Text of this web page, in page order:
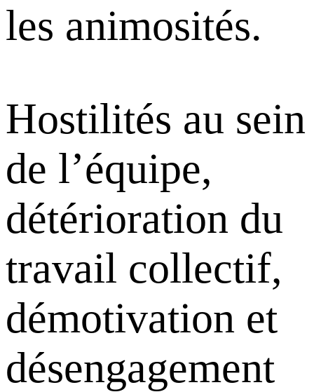
les animosités.
Hostilités au sein
de l’équipe,
détérioration du
travail collectif,
démotivation et
désengagement